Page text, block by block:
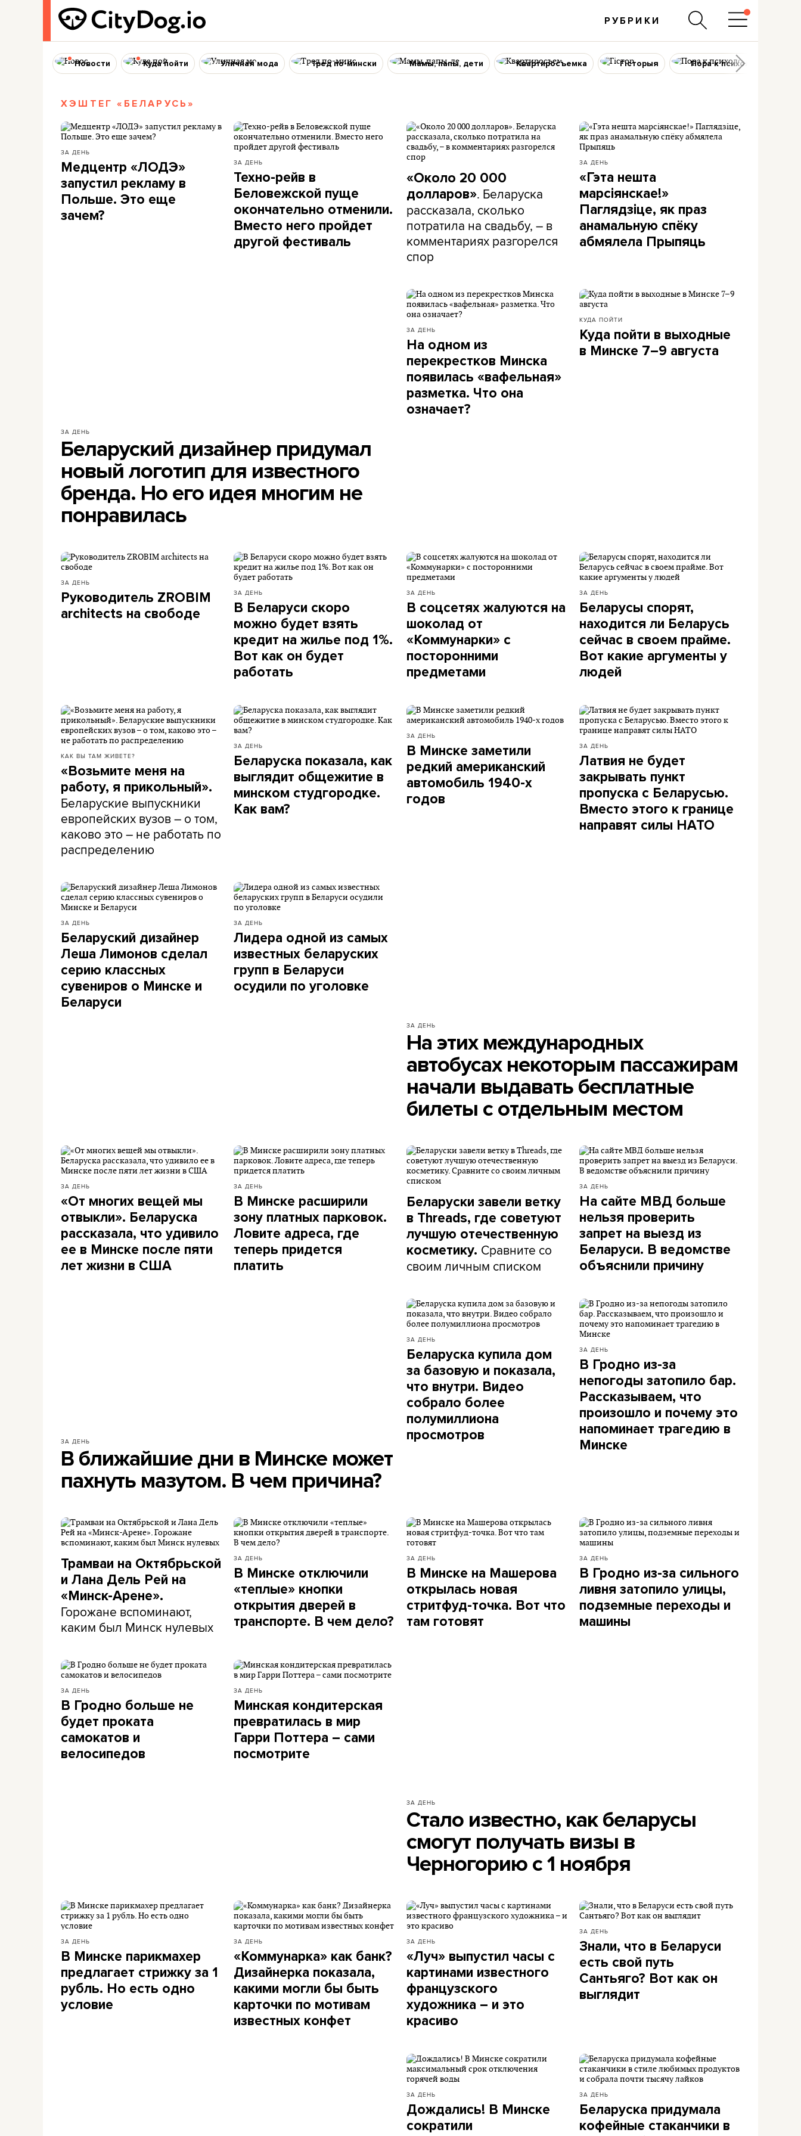
РУБРИКИ
Новости Куда пойти Уличная мода Тред по-мински Мамы, папы, дети Квартиросъемка Гісторыя Пора к психологу
ХЭШТЕГ «БЕЛАРУСЬ»
ЗА ДЕНЬ
Медцентр «ЛОДЭ»
запустил рекламу в
Польше. Это еще
зачем?
ЗА ДЕНЬ
Техно-рейв в
Беловежской пуще
окончательно отменили.
Вместо него пройдет
другой фестиваль
«Около 20 000
долларов». Беларуска
рассказала, сколько
потратила на свадьбу, – в
комментариях разгорелся
спор
ЗА ДЕНЬ
«Гэта нешта
марсіянскае!»
Паглядзіце, як праз
анамальную спёку
абмялела Прыпяць
ЗА ДЕНЬ
Беларуский дизайнер придумал
новый логотип для известного
бренда. Но его идея многим не
понравилась
ЗА ДЕНЬ
На одном из
перекрестков Минска
появилась «вафельная»
разметка. Что она
означает?
КУДА ПОЙТИ
Куда пойти в выходные
в Минске 7–9 августа
ЗА ДЕНЬ
Руководитель ZROBIM
architects на свободе
ЗА ДЕНЬ
В Беларуси скоро
можно будет взять
кредит на жилье под 1%.
Вот как он будет
работать
ЗА ДЕНЬ
В соцсетях жалуются на
шоколад от
«Коммунарки» с
посторонними
предметами
ЗА ДЕНЬ
Беларусы спорят,
находится ли Беларусь
сейчас в своем прайме.
Вот какие аргументы у
людей
КАК ВЫ ТАМ ЖИВЕТЕ?
«Возьмите меня на
работу, я прикольный».
Беларуские выпускники
европейских вузов – о том,
каково это – не работать по
распределению
ЗА ДЕНЬ
Беларуска показала, как
выглядит общежитие в
минском студгородке.
Как вам?
ЗА ДЕНЬ
В Минске заметили
редкий американский
автомобиль 1940-х
годов
ЗА ДЕНЬ
Латвия не будет
закрывать пункт
пропуска с Беларусью.
Вместо этого к границе
направят силы НАТО
ЗА ДЕНЬ
Беларуский дизайнер
Леша Лимонов сделал
серию классных
сувениров о Минске и
Беларуси
ЗА ДЕНЬ
Лидера одной из самых
известных беларуских
групп в Беларуси
осудили по уголовке
ЗА ДЕНЬ
На этих международных
автобусах некоторым пассажирам
начали выдавать бесплатные
билеты с отдельным местом
ЗА ДЕНЬ
«От многих вещей мы
отвыкли». Беларуска
рассказала, что удивило
ее в Минске после пяти
лет жизни в США
ЗА ДЕНЬ
В Минске расширили
зону платных парковок.
Ловите адреса, где
теперь придется
платить
Беларуски завели ветку
в Threads, где советуют
лучшую отечественную
косметику. Сравните со
своим личным списком
ЗА ДЕНЬ
На сайте МВД больше
нельзя проверить
запрет на выезд из
Беларуси. В ведомстве
объяснили причину
ЗА ДЕНЬ
В ближайшие дни в Минске может
пахнуть мазутом. В чем причина?
ЗА ДЕНЬ
Беларуска купила дом
за базовую и показала,
что внутри. Видео
собрало более
полумиллиона
просмотров
ЗА ДЕНЬ
В Гродно из-за
непогоды затопило бар.
Рассказываем, что
произошло и почему это
напоминает трагедию в
Минске
Трамваи на Октябрьской
и Лана Дель Рей на
«Минск-Арене».
Горожане вспоминают,
каким был Минск нулевых
ЗА ДЕНЬ
В Минске отключили
«теплые» кнопки
открытия дверей в
транспорте. В чем дело?
ЗА ДЕНЬ
В Минске на Машерова
открылась новая
стритфуд-точка. Вот что
там готовят
ЗА ДЕНЬ
В Гродно из-за сильного
ливня затопило улицы,
подземные переходы и
машины
ЗА ДЕНЬ
В Гродно больше не
будет проката
самокатов и
велосипедов
ЗА ДЕНЬ
Минская кондитерская
превратилась в мир
Гарри Поттера – сами
посмотрите
ЗА ДЕНЬ
Стало известно, как беларусы
смогут получать визы в
Черногорию с 1 ноября
ЗА ДЕНЬ
В Минске парикмахер
предлагает стрижку за 1
рубль. Но есть одно
условие
ЗА ДЕНЬ
«Коммунарка» как банк?
Дизайнерка показала,
какими могли бы быть
карточки по мотивам
известных конфет
ЗА ДЕНЬ
«Луч» выпустил часы с
картинами известного
французского
художника – и это
красиво
ЗА ДЕНЬ
Знали, что в Беларуси
есть свой путь
Сантьяго? Вот как он
выглядит
ЗА ДЕНЬ
Дождались! В Минске
сократили
ЗА ДЕНЬ
Беларуска придумала
кофейные стаканчики в